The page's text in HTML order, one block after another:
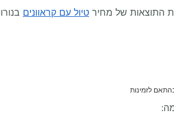
התוצאות של מחיר טיול עם קראוונים
לזמינות